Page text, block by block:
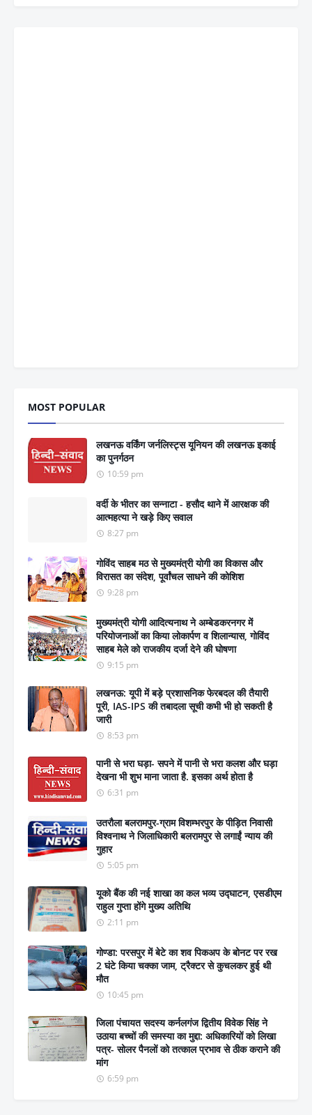
MOST POPULAR
लखनऊ वर्किंग जर्नलिस्ट्स यूनियन की लखनऊ इकाई
का पुनर्गठन
10:59 pm
वर्दी के भीतर का सन्नाटा - हसौद थाने में आरक्षक की
आत्महत्या ने खड़े किए सवाल
8:27 pm
गोविंद साहब मठ से मुख्यमंत्री योगी का विकास और
विरासत का संदेश, पूर्वांचल साधने की कोशिश
9:28 pm
मुख्यमंत्री योगी आदित्यनाथ ने अम्बेडकरनगर में
परियोजनाओं का किया लोकार्पण व शिलान्यास, गोविंद
साहब मेले को राजकीय दर्जा देने की घोषणा
9:15 pm
लखनऊ: यूपी में बड़े प्रशासनिक फेरबदल की तैयारी
पूरी, IAS-IPS की तबादला सूची कभी भी हो सकती है
जारी
8:53 pm
पानी से भरा घड़ा- सपने में पानी से भरा कलश और घड़ा
देखना भी शुभ माना जाता है. इसका अर्थ होता है
6:31 pm
उतरौला बलरामपुर-ग्राम विशम्भरपुर के पीड़ित निवासी
विश्वनाथ ने जिलाधिकारी बलरामपुर से लगाईं न्याय की
गुहार
5:05 pm
यूको बैंक की नई शाखा का कल भव्य उद्घाटन, एसडीएम
राहुल गुप्ता होंगे मुख्य अतिथि
2:11 pm
गोण्डा: परसपुर में बेटे का शव पिकअप के बोनट पर रख
2 घंटे किया चक्का जाम, ट्रैक्टर से कुचलकर हुई थी
मौत
10:45 pm
जिला पंचायत सदस्य कर्नलगंज द्वितीय विवेक सिंह ने
उठाया बच्चों की समस्या का मुद्दा: अधिकारियों को लिखा
पत्र- सोलर पैनलों को तत्काल प्रभाव से ठीक कराने की
मांग
6:59 pm